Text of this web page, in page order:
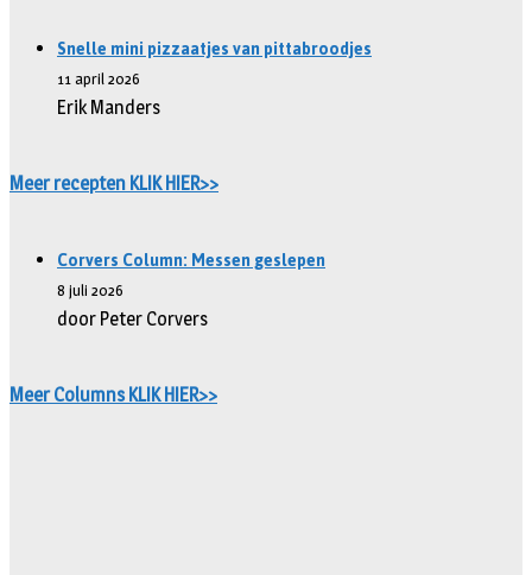
Snelle mini pizzaatjes van pittabroodjes
11 april 2026
Erik Manders
Meer recepten KLIK HIER>>
Corvers Column: Messen geslepen
8 juli 2026
door Peter Corvers
Meer Columns KLIK HIER>>